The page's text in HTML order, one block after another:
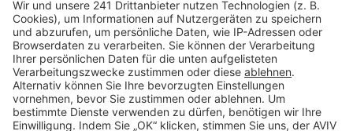
Barrierefreiheit
Cookie Einstellungen
Rechtliches
AGB-Übersicht